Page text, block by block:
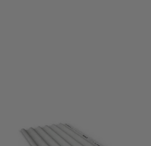
e segurança.
forno de embutir